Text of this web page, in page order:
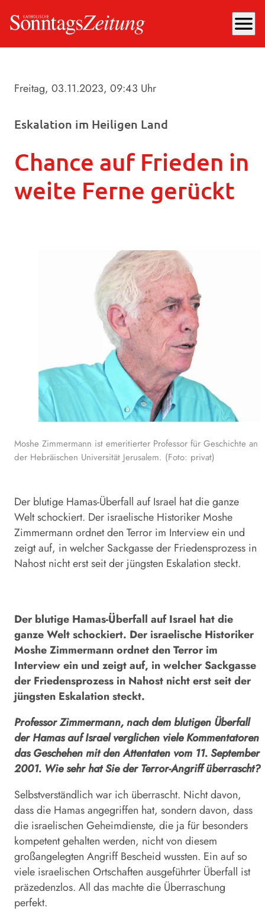
menu
Freitag, 03.11.2023, 09:43 Uhr
Eskalation im Heiligen Land
Chance auf Frieden in
weite Ferne gerückt
Moshe Zimmermann ist emeritierter Professor für Geschichte an
der Hebräischen Universität Jerusalem. (Foto: privat)
Der blutige Hamas-Überfall auf Israel hat die ganze
Welt schockiert. Der israelische Historiker Moshe
Zimmermann ordnet den Terror im Interview ein und
zeigt auf, in welcher Sackgasse der Friedensprozess in
Nahost nicht erst seit der jüngsten Eskalation steckt.
Der blutige Hamas-Überfall auf Israel hat die
ganze Welt schockiert. Der israelische Historiker
Moshe Zimmermann ordnet den Terror im
Interview ein und zeigt auf, in welcher Sackgasse
der Friedensprozess in Nahost nicht erst seit der
jüngsten Eskalation steckt.
Professor Zimmermann, nach dem blutigen Überfall
der Hamas auf Israel verglichen viele Kommentatoren
das Geschehen mit den Attentaten vom 11. September
2001. Wie sehr hat Sie der Terror-Angriff überrascht?
Selbstverständlich war ich überrascht. Nicht davon,
dass die Hamas angegriffen hat, sondern davon, dass
die israelischen Geheimdienste, die ja für besonders
kompetent gehalten werden, nicht von diesem
großangelegten Angriff Bescheid wussten. Ein auf so
viele israelischen Ortschaften ausgeführter Überfall ist
präzedenzlos. All das machte die Überraschung
perfekt.